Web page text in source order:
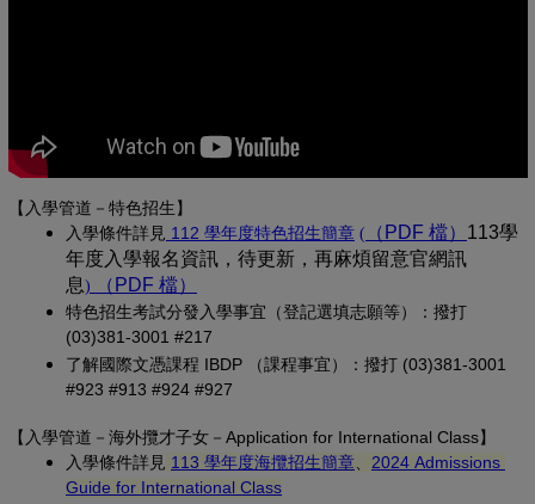
【入學管道－特色招生】
入學條件詳見 112 學年度特色招生簡章 (另開新視窗)
( （PDF 檔） (另開新
113學
年度入學報名資訊，待更新，再麻煩留意官網訊
息) （PDF 檔）
特色招生考試分發入學事宜（登記選填志願等）：撥打
(03)381-3001 #217
了解國際文憑課程 IBDP （課程事宜）：撥打 (03)381-3001
#923 #913 #924 #927
【 入學管道－ 海外攬才子女 －Application for International Class】
入學條件詳見 113 學年度海攬招生簡章 (另開新視窗)
2024 Admissions
Guide for International Class